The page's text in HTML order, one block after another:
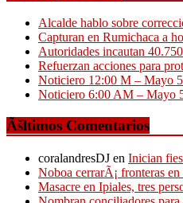
Alcalde hablo sobre
Capturan en Rumichaca a
Autoridades incautan
Refuerzan acciones para
Noticiero 12:00 M – Mayo 5
Noticiero 6:00 AM – Mayo
Ãšltimos Comentarios
coralandresDJ en Inician
Noboa cerrarÃ¡ fronteras en
Masacre en Ipiales, tres